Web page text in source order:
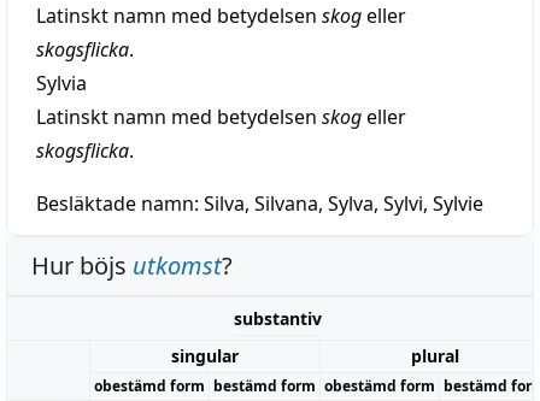
Latinskt namn med betydelsen skogeller
skogsflicka.
Sylvia
Latinskt namn med betydelsen skogeller
skogsflicka.
Besläktade namn: Silva, Silvana, Sylva, Sylvi, Sylvie
Hur böjs utkomst?
substantiv
singular
plural
obestämd form bestämd form obestämd form bestämd